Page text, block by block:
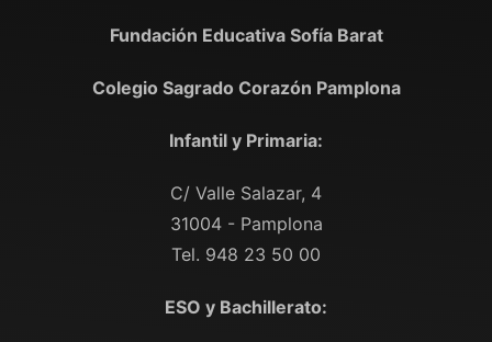
Fundación Educativa Sofía Barat
Colegio Sagrado Corazón Pamplona
Infantil y Primaria:
C/ Valle Salazar, 4
31004 - Pamplona
Tel. 948 23 50 00
ESO y Bachillerato: